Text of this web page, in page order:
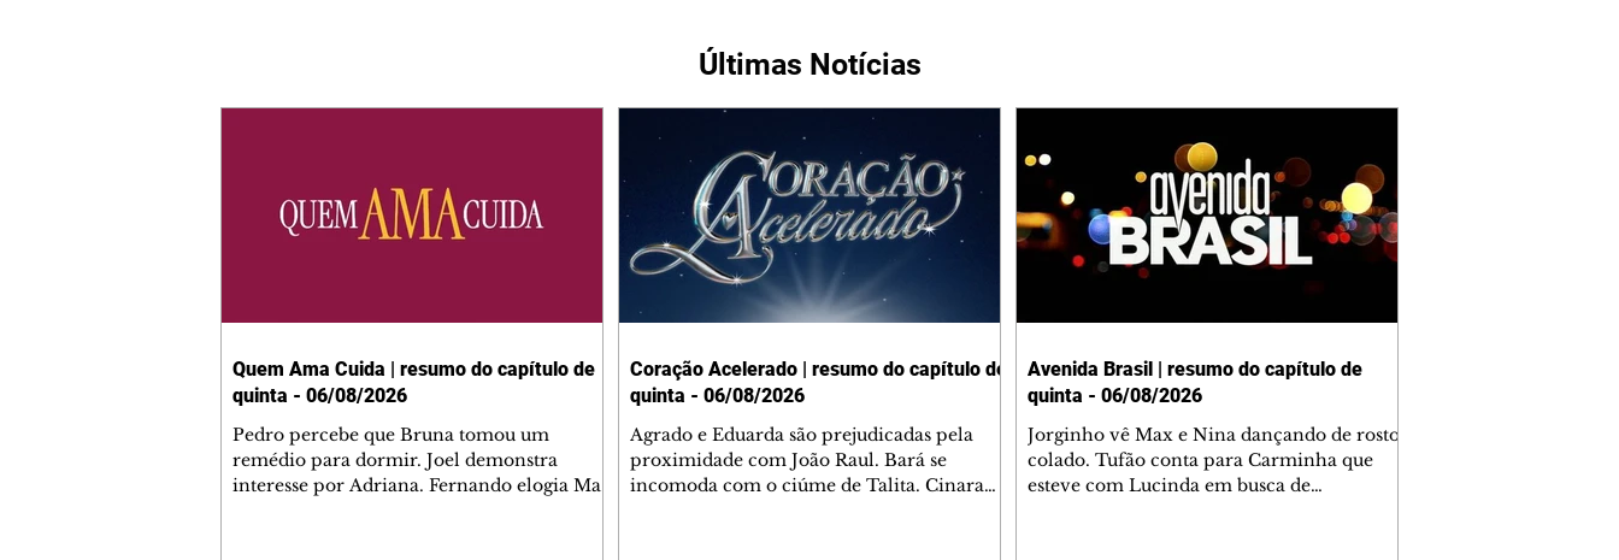
Últimas Notícias
Quem Ama Cuida | resumo do capítulo de
quinta - 06/08/2026
Pedro percebe que Bruna tomou um
remédio para dormir. Joel demonstra
interesse por Adriana. Fernando elogia Mau
Coração Acelerado | resumo do capítulo de
quinta - 06/08/2026
Agrado e Eduarda são prejudicadas pela
proximidade com João Raul. Bará se
incomoda com o ciúme de Talita. Cinara
Avenida Brasil | resumo do capítulo de
quinta - 06/08/2026
Jorginho vê Max e Nina dançando de rosto
colado. Tufão conta para Carminha que
esteve com Lucinda em busca de